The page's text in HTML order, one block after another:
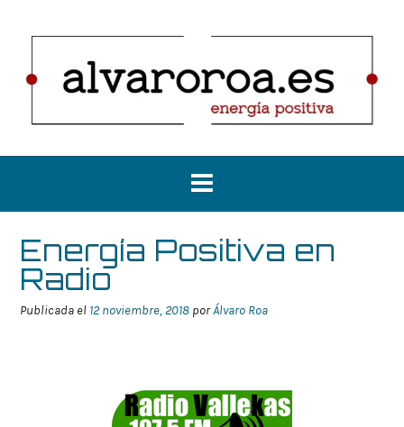
Energía Positiva en
Radio
Publicada el 12 noviembre, 2018 porÁlvaro Roa